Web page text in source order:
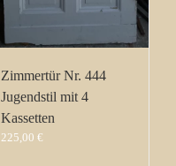
Zimmertür Nr. 444
Jugendstil mit 4
Kassetten
225,00 €